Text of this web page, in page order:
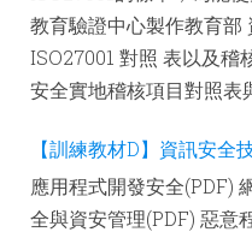
教育驗證中心製作教育部
ISO27001 對照 表以及稽
安全實地稽核項目對照表
【訓練教材D】資訊安全
應用程式開發安全(PDF)
全與資安管理(PDF) 惡意